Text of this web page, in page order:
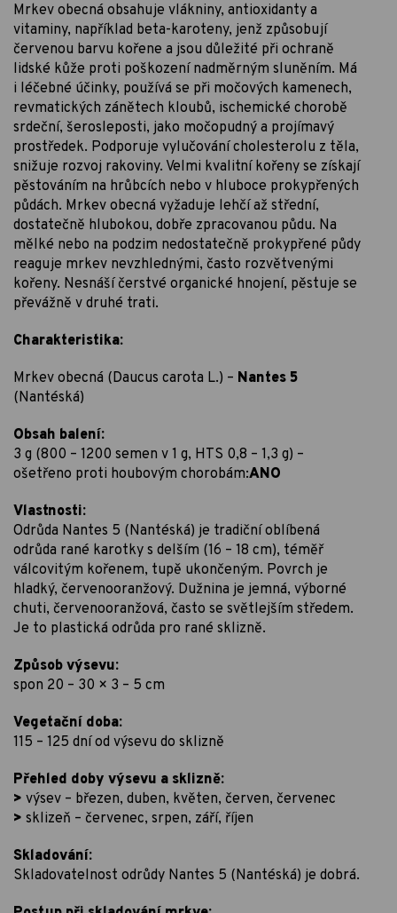
Mrkev obecná obsahuje vlákniny, antioxidanty a
vitaminy, například beta-karoteny, jenž způsobují
červenou barvu kořene a jsou důležité při ochraně
lidské kůže proti poškození nadměrným sluněním. Má
i léčebné účinky, používá se při močových kamenech,
revmatických zánětech kloubů, ischemické chorobě
srdeční, šerosleposti, jako močopudný a projímavý
prostředek. Podporuje vylučování cholesterolu z těla,
snižuje rozvoj rakoviny. Velmi kvalitní kořeny se získají
pěstováním na hrůbcích nebo v hluboce prokypřených
půdách. Mrkev obecná vyžaduje lehčí až střední,
dostatečně hlubokou, dobře zpracovanou půdu. Na
mělké nebo na podzim nedostatečně prokypřené půdy
reaguje mrkev nevzhlednými, často rozvětvenými
kořeny. Nesnáší čerstvé organické hnojení, pěstuje se
převážně v druhé trati.
Charakteristika:
Mrkev obecná (Daucus carota L.) – Nantes 5
(Nantéská)
Obsah balení:
3 g (800 – 1200 semen v 1 g, HTS 0,8 – 1,3 g) –
ošetřeno proti houbovým chorobám:ANO
Vlastnosti:
Odrůda Nantes 5 (Nantéská) je tradiční oblíbená
odrůda rané karotky s delším (16 – 18 cm), téměř
válcovitým kořenem, tupě ukončeným. Povrch je
hladký, červenooranžový. Dužnina je jemná, výborné
chuti, červenooranžová, často se světlejším středem.
Je to plastická odrůda pro rané sklizně.
Způsob výsevu:
spon 20 – 30 × 3 – 5 cm
Vegetační doba:
115 – 125 dní od výsevu do sklizně
Přehled doby výsevu a sklizně:
> výsev – březen, duben, květen, červen, červenec
> sklizeň – červenec, srpen, září, říjen
Skladování:
Skladovatelnost odrůdy Nantes 5 (Nantéská) je dobrá.